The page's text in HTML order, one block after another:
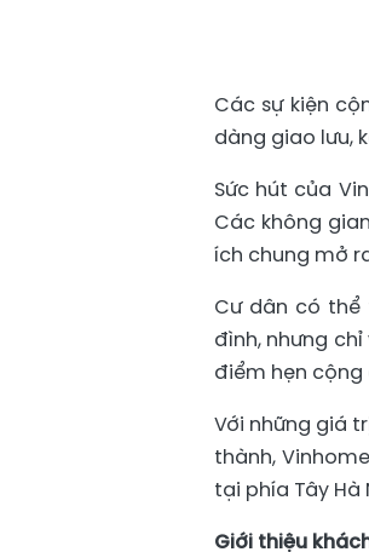
Các sự kiện
dàng giao lưu,
Sức hút của
Các không
ích chung mở
Cư dân có thể
đình, nhưng
điểm hẹn cộng
Với những giá
thành,
tại phía Tây Hà
Giới thiệu